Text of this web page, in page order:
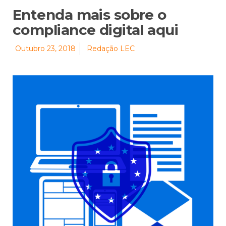
Entenda mais sobre o
compliance digital aqui
Outubro 23, 2018 Redação LEC